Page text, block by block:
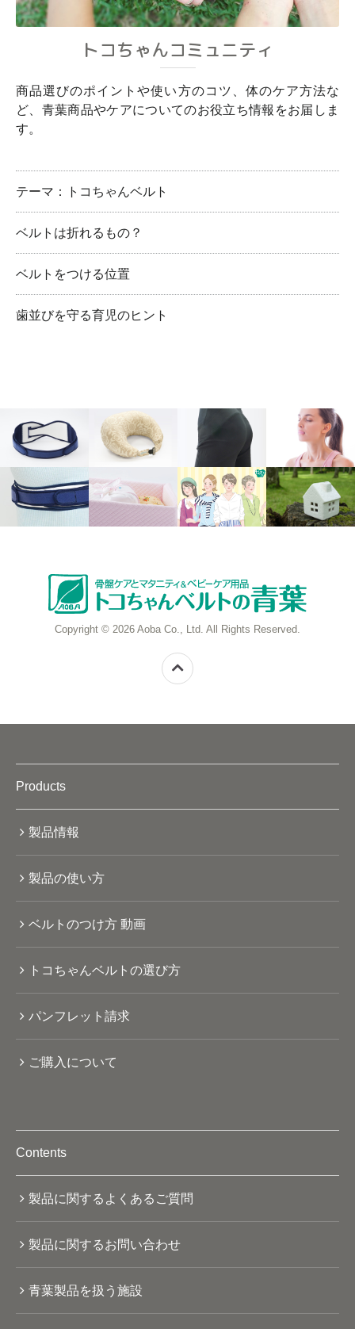
トコちゃんコミュニティ
商品選びのポイントや使い方のコツ、体のケア方法な
ど、青葉商品やケアについてのお役立ち情報をお届しま
す。
テーマ：トコちゃんベルト
ベルトは折れるもの？
ベルトをつける位置
歯並びを守る育児のヒント
Copyright © 2026 Aoba Co., Ltd. All Rights Reserved.
Products
製品情報
製品の使い方
ベルトのつけ方 動画
トコちゃんベルトの選び方
パンフレット請求
ご購入について
Contents
製品に関するよくあるご質問
製品に関するお問い合わせ
青葉製品を扱う施設